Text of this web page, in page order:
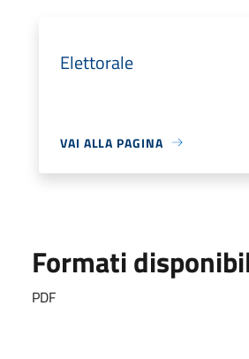
Elettorale
VAI ALLA PAGINA
Formati
PDF